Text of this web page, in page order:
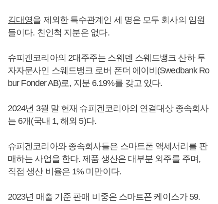
김대영을 제외한 특수관계인 세 명은 모두 회사의 임원
들이다. 친인척 지분은 없다.
슈피겐코리아의 2대주주는 스웨덴 스웨드뱅크 산하 투
자자문사인 스웨드뱅크 로버 폰더 에이비(Swedbank Ro
bur Fonder AB)로, 지분 6.19%를 갖고 있다.
2024년 3월 말 현재 슈피겐코리아의 연결대상 종속회사
는 6개(국내 1, 해외 5)다.
슈피겐코리아와 종속회사들은 스마트폰 액세서리를 판
매하는 사업을 한다. 제품 생산은 대부분 외주를 주며,
직접 생산 비율은 1% 미만이다.
2023년 매출 기준 판매 비중은 스마트폰 케이스가 59.